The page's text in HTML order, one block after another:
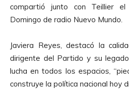
e
A
d
i
o
compartió junto con Teillier
Domingo de radio Nuevo Mundo.
Javiera Reyes, destacó la
dirigente del Partido y su
lucha en todos los espacios,
construye la política nacional hoy